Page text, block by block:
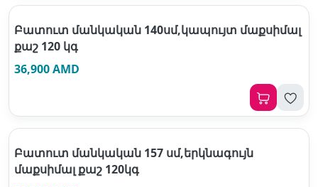
Բատուտ մանկական 140սմ,կապույտ մաքսիմալ
քաշ 120 կգ
36,900 AMD
Բատուտ մանկական 157 սմ,երկնագույն
մաքսիմալ քաշ 120կգ